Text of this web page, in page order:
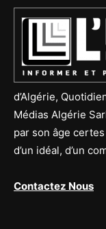
d’Algérie,
Médias Algérie
par son âge
d’un idéal, d’un
Contactez Nous